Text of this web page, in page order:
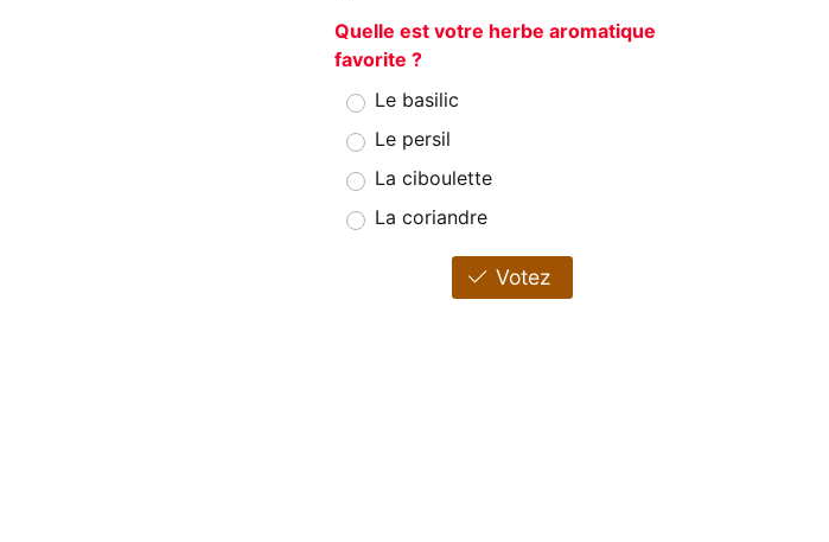
Quelle est votre herbe aromatique
favorite ?
Le basilic
Le persil
La ciboulette
La coriandre
Votez